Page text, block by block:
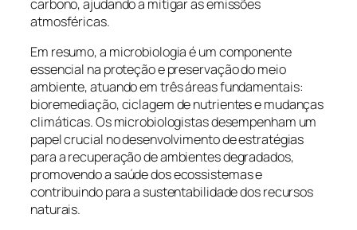
carbono, ajudando a mitigar as emissões
atmosféricas.
Em resumo, a microbiologia é um componente
essencial na proteção e preservação do meio
ambiente, atuando em três áreas fundamentais:
bioremediação, ciclagem de nutrientes e mudanças
climáticas. Os microbiologistas desempenham um
papel crucial no desenvolvimento de estratégias
para a recuperação de ambientes degradados,
promovendo a saúde dos ecossistemas e
contribuindo para a sustentabilidade dos recursos
naturais.